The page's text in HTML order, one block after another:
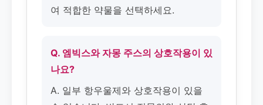
여 적합한 약물을 선택하세요.
Q. 엠빅스와 자몽 주스의 상호작용이 있
나요?
A. 일부 항우울제와 상호작용이 있을